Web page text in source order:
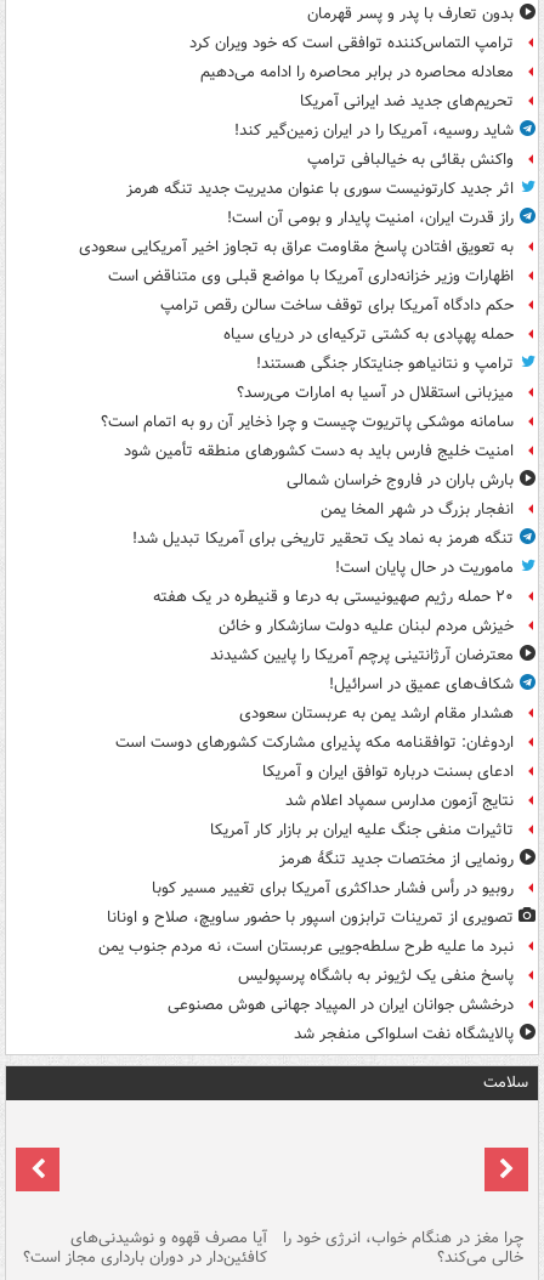
بدون تعارف با پدر و پسر قهرمان
ترامپ التماس‌کننده توافقی است که خود ویران کرد
معادله محاصره در برابر محاصره را ادامه می‌دهیم
تحریم‌های جدید ضد ایرانی آمریکا
شاید روسیه، آمریکا را در ایران زمین‌گیر کند!
واکنش بقائی به خیالبافی ترامپ
اثر جدید کارتونیست سوری با عنوان مدیریت جدید تنگه هرمز
راز قدرت ایران، امنیت پایدار و بومی آن است!
به تعویق افتادن پاسخ مقاومت عراق به تجاوز اخیر آمریکایی سعودی
اظهارات وزیر خزانه‌داری آمریکا با مواضع قبلی وی متناقض است
حکم دادگاه آمریکا برای توقف ساخت سالن رقص ترامپ
حمله پهپادی به کشتی ترکیه‌ای در دریای سیاه
ترامپ و نتانیاهو جنایتکار جنگی هستند!
میزبانی استقلال در آسیا به امارات می‌رسد؟
سامانه موشکی پاتریوت چیست و چرا ذخایر آن رو به اتمام است؟
امنیت خلیج فارس باید به دست کشورهای منطقه تأمین شود
بارش باران در فاروج خراسان شمالی
انفجار بزرگ در شهر المخا یمن
تنگه هرمز به نماد یک تحقیر تاریخی برای آمریکا تبدیل شد!
ماموریت در حال پایان است!
۲۰ حمله رژیم صهیونیستی به درعا و قنیطره در یک هفته
خیزش مردم لبنان علیه دولت سازشکار و خائن
معترضان آرژانتینی پرچم آمریکا را پایین کشیدند
شکاف‌های عمیق در اسرائیل!
هشدار مقام ارشد یمن به عربستان سعودی
اردوغان: توافقنامه مکه پذیرای مشارکت کشورهای دوست است
ادعای بسنت درباره توافق ایران و آمریکا
نتایج آزمون مدارس سمپاد اعلام شد
تاثیرات منفی جنگ علیه ایران بر بازار کار آمریکا
رونمایی از مختصات جدید تنگۀ هرمز
روبیو در رأس فشار حداکثری آمریکا برای تغییر مسیر کوبا
تصویری از تمرینات ترابزون اسپور با حضور ساویچ، صلاح و اونانا
نبرد ما علیه طرح سلطه‌جویی عربستان است، نه مردم جنوب یمن
پاسخ منفی یک لژیونر به باشگاه پرسپولیس
درخشش جوانان ایران در المپیاد جهانی هوش مصنوعی
پالایشگاه نفت اسلواکی منفجر شد
سلامت
چرا مغز در هنگام خواب، انرژی خود را
خالی می‌کند؟
آیا مصرف قهوه و نوشیدنی‌های
کافئین‌دار در دوران بارداری مجاز است؟